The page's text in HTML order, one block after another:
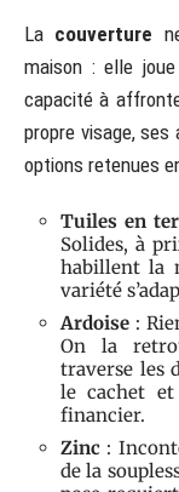
La couverture
maison : elle
capacité à
propre visage,
options retenues
Tuiles en
Solides, à
habillent la
variété
Ardoise :
On la
traverse les
le cachet
financier.
Zinc :
de la